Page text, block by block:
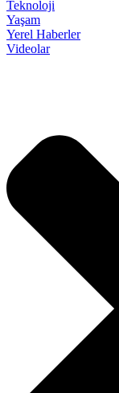
Teknoloji
Yaşam
Yerel Haberler
Videolar